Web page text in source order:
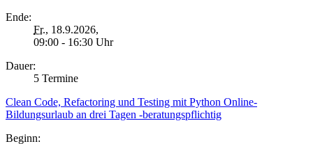
Ende:
Fr., 18.9.2026,
09:00 - 16:30 Uhr
Dauer:
5 Termine
Clean Code, Refactoring und Testing mit Python Online-
Bildungsurlaub an drei Tagen -beratungspflichtig
Beginn: